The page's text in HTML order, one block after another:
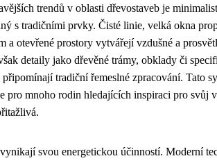
trendů v oblasti dřevostaveb je
s tradičními prvky. Čisté linie, velká okna
a otevřené prostory vytvářejí vzdušné a
detaily jako dřevěné trámy, obklady či
tradiční řemeslné zpracování. Tato
pro mnoho rodin hledajících inspiraci pro svůj
svou energetickou účinností. Moderní